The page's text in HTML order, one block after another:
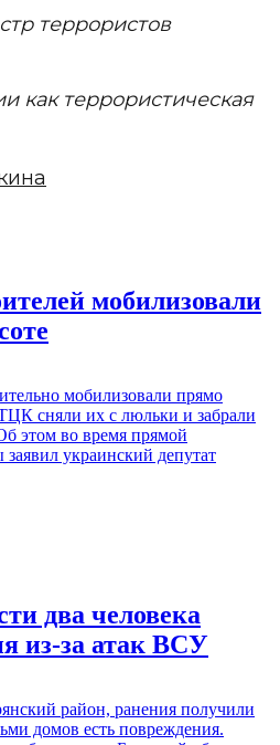
террористов
как террористическая
мобилизовали
мобилизовали прямо
сняли их с люльки и забрали
этом во время прямой
украинский депутат
два человека
из-за атак ВСУ
район, ранения получили
домов есть повреждения.